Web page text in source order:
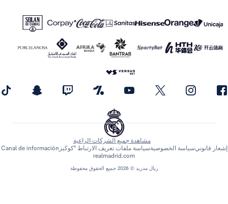
مشاهدة جميع الشركات الراعية
الخصوصيةسياسة ملفات تعريف الارتباط "كوكيز Canal de información
realmadrid.com